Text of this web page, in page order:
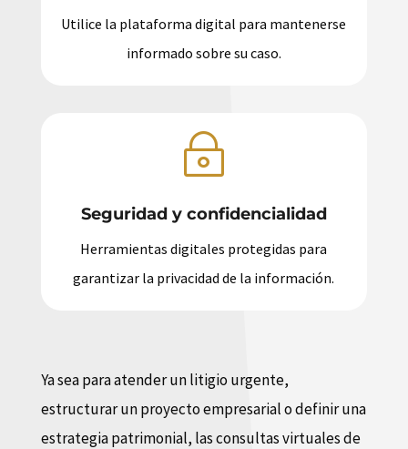
Utilice la plataforma digital para mantenerse
informado sobre su caso.
~
Seguridad y confidencialidad
Herramientas digitales protegidas para
garantizar la privacidad de la información.
Ya sea para atender un litigio urgente,
estructurar un proyecto empresarial o definir una
estrategia patrimonial, las consultas virtuales de